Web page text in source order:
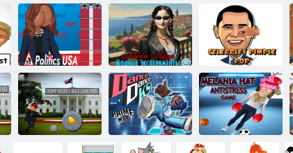
Politici Ameriky
Módne
experimenty
Mony Lisy
Celebrity Stlačte
pupienok